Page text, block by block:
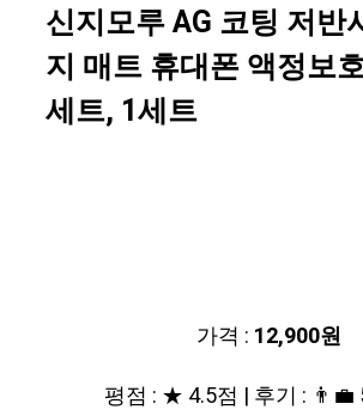
신지모루 AG 코팅 저반
지 매트 휴대폰 액정보
세트, 1세트
가격 : 12,900원
평점 : ★ 4.5점 | 후기 : 👨‍💼